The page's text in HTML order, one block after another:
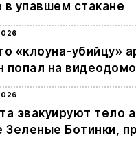
в упавшем стакане
«клоуна-убийцу»
на
эвакуируют тело
Зеленые Ботинки,